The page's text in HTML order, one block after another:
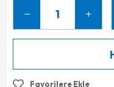
Favorilere Ekle